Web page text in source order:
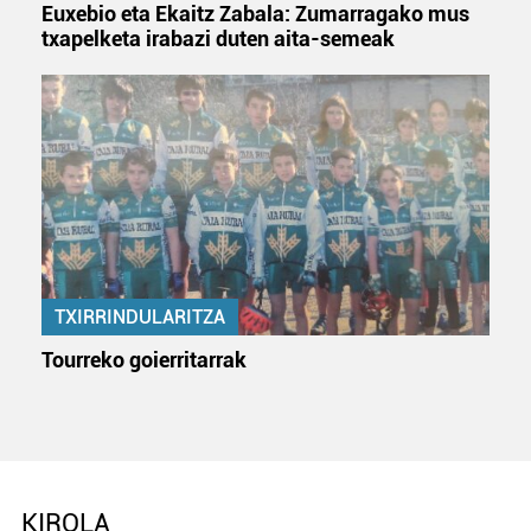
Euxebio eta Ekaitz Zabala: Zumarragako mus
txapelketa irabazi duten aita-semeak
TXIRRINDULARITZA
Tourreko goierritarrak
KIROLA